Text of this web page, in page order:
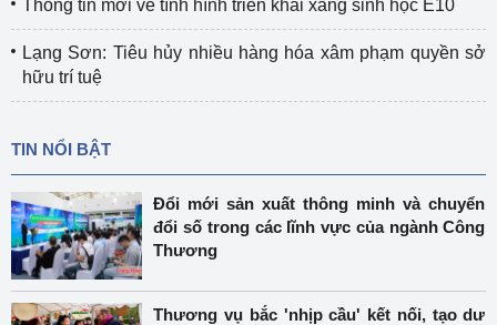
Thông tin mới về tình hình triển khai xăng sinh học E10
Lạng Sơn: Tiêu hủy nhiều hàng hóa xâm phạm quyền sở
hữu trí tuệ
TIN NỔI BẬT
Đổi mới sản xuất thông minh và chuyển
đổi số trong các lĩnh vực của ngành Công
Thương
Thương vụ bắc 'nhịp cầu' kết nối, tạo dư